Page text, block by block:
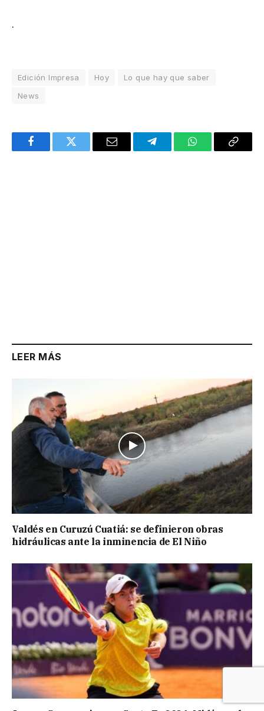
.
Edición Impresa Hoy
Lo que hay que saber
News
FacebookTwitter Email TelegramWhatsAppCopy
LEER MÁS
Valdés en Curuzú Cuatiá: se definieron obras
hidráulicas ante la inminencia de El Niño